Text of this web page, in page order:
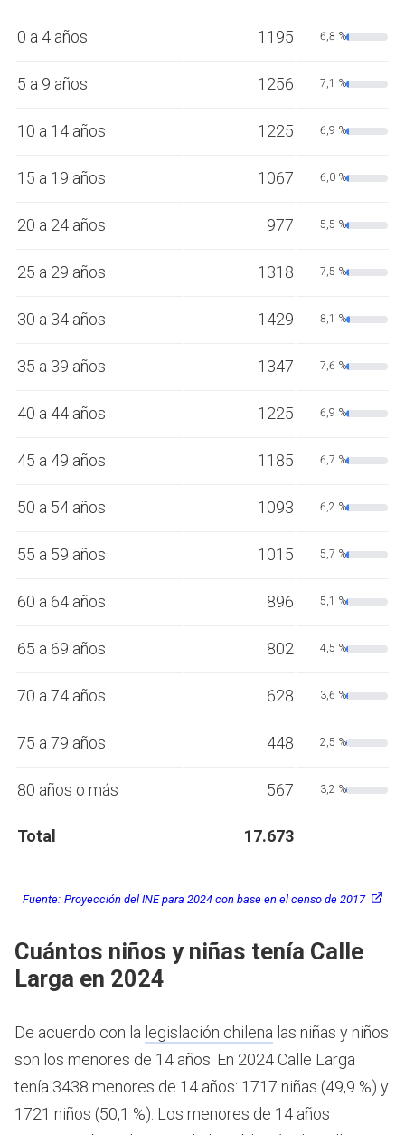
0 a 4 años 1195 6,8 %
5 a 9 años 1256 7,1 %
10 a 14 años 1225 6,9 %
15 a 19 años 1067 6,0 %
20 a 24 años 977 5,5 %
25 a 29 años 1318 7,5 %
30 a 34 años 1429 8,1 %
35 a 39 años 1347 7,6 %
40 a 44 años 1225 6,9 %
45 a 49 años 1185 6,7 %
50 a 54 años 1093 6,2 %
55 a 59 años 1015 5,7 %
60 a 64 años 896 5,1 %
65 a 69 años 802 4,5 %
70 a 74 años 628 3,6 %
75 a 79 años 448 2,5 %
80 años o más 567 3,2 %
Total 17.673
Fuente: Proyección del INE para 2024 con base en el censo de 2017
Cuántos niños y niñas tenía Calle
Larga en 2024
De acuerdo con la legislación chilena las niñas y niños
son los menores de 14 años. En 2024 Calle Larga
tenía 3438 menores de 14 años: 1717 niñas (49,9 %) y
1721 niños (50,1 %). Los menores de 14 años